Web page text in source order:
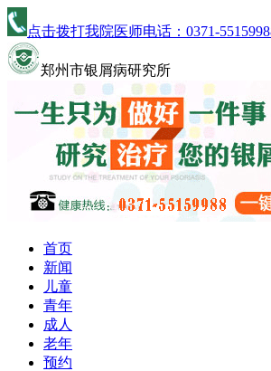
点击拨打我院医师电话： 0371-
郑州市银屑病研究所
首页
新闻
儿童
青年
成人
老年
预约